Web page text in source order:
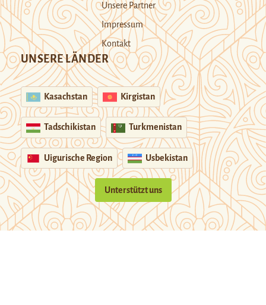
Unsere Partner
Impressum
Kontakt
UNSERE LÄNDER
Kasachstan Kirgistan
Tadschikistan Turkmenistan
Uigurische Region Usbekistan
Unterstützt uns